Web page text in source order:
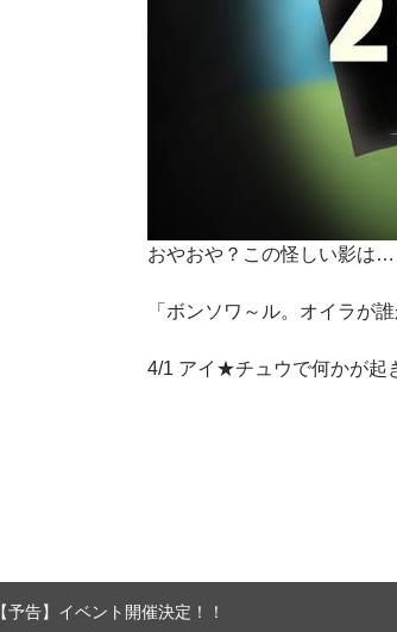
おやおや？この怪しい影は
「ボンソワ～ル。オイラが
4/1 アイ★チュウで何かが
【予告】イベント開催決定！！